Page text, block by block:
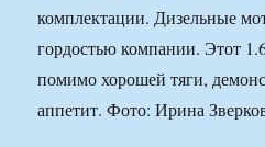
комплектации. Дизельные
гордостью компании. Этот
помимо хорошей тяги,
аппетит. Фото: Ирина